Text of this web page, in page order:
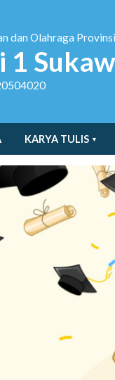
dan Olahraga
1
KARYA TULIS